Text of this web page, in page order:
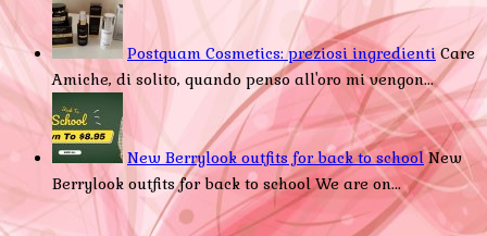
Postquam Cosmetics: preziosi ingredienti Care
Amiche, di solito, quando penso all'oro mi vengon...
New Berrylook outfits for back to school New
Berrylook outfits for back to school We are on...